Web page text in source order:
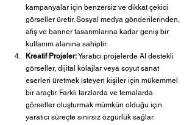
kampanyalar için benzersiz ve dikkat çekici
görseller üretir. Sosyal medya gönderilerinden,
afiş ve banner tasarımlarına kadar geniş bir
kullanım alanına sahiptir.
Kreatif Projeler: Yaratıcı projelerde AI destekli
görseller, dijital kolajlar veya soyut sanat
eserleri üretmek isteyen kişiler için mükemmel
bir araçtır. Farklı tarzlarda ve temalarda
görseller oluşturmak mümkün olduğu için
yaratıcı süreçte sınırsız özgürlük sağlar.